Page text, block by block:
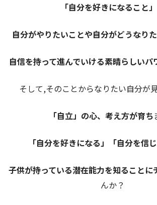
「自分を好きになること
自分がやりたいことや自分がどうなり
自信を持って進んでいける素晴らしいパ
そして,そのことからなりたい自分が
「自立」の心、考え方が育ち
「自分を好きになる」「自分を信
子供が持っている潜在能力を知ることに
んか？